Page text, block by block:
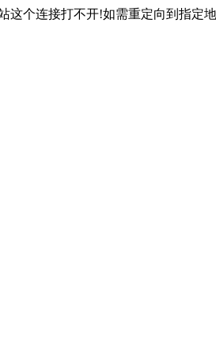
这个连接打不开!如需重定向到指定